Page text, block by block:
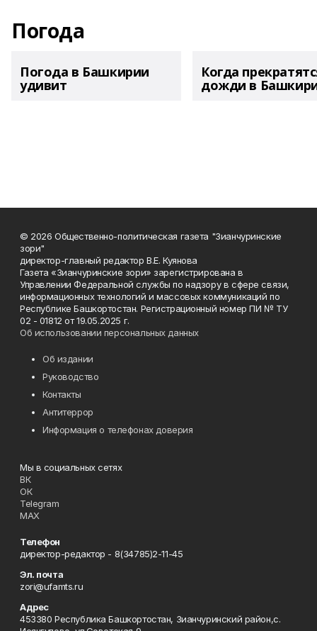
Погода
Погода в Башкирии
удивит
Когда
дожди в
© 2026 Общественно-политическая газета "Зианчуринские
зори"
директор-главный редактор В.Е. Куянова
Газета «Зианчуринские зори» зарегистрирована в
Управлении Федеральной службы по надзору в сфере связи,
информационных технологий и массовых коммуникаций по
Республике Башкортостан. Регистрационный номер ПИ № ТУ
02 - 01812 от 19.05.2025 г.
Об использовании персональных данных
Об издании
Руководство
Контакты
Антитеррор
Информация о телефонах доверия
Мы в социальных сетях
ВК
ОК
Telegram
MAX
Телефон
директор-редактор - 8(34785)2-11-45
Эл. почта
zori@ufamts.ru
Адрес
453380 Республика Башкортостан, Зианчуринский район,с.